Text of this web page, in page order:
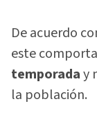
De acuerdo
este
temporaday
la población.